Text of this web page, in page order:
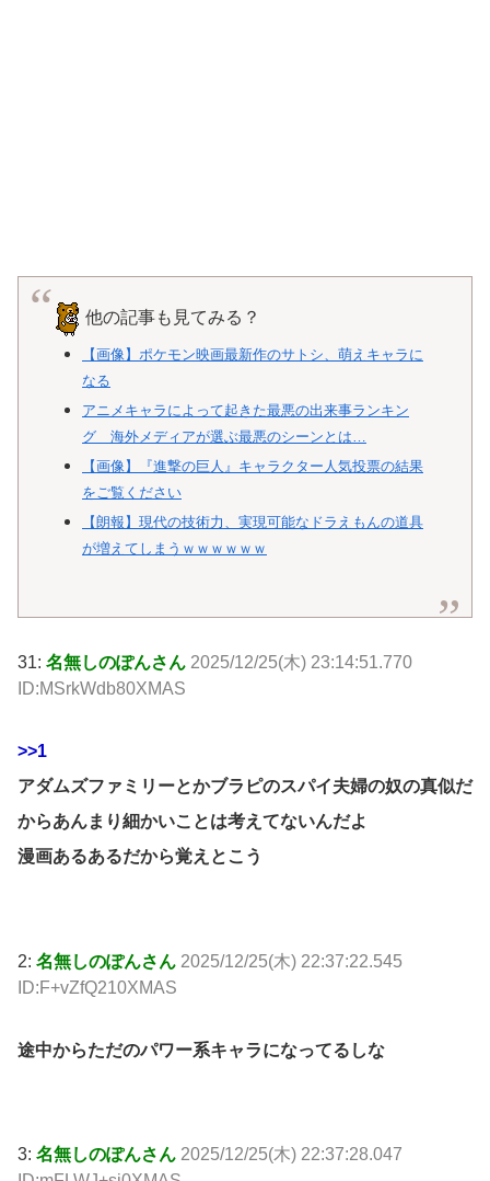
他の記事も見てみる？
【画像】ポケモン映画最新作のサトシ、萌えキャラに
なる
アニメキャラによって起きた最悪の出来事ランキン
グ 海外メディアが選ぶ最悪のシーンとは…
【画像】『進撃の巨人』キャラクター人気投票の結果
をご覧ください
【朗報】現代の技術力、実現可能なドラえもんの道具
が増えてしまうｗｗｗｗｗｗ
31: 名無しのぽんさん 2025/12/25(木) 23:14:51.770
ID:MSrkWdb80XMAS
>>1
アダムズファミリーとかブラピのスパイ夫婦の奴の真似だ
からあんまり細かいことは考えてないんだよ
漫画あるあるだから覚えとこう
2: 名無しのぽんさん 2025/12/25(木) 22:37:22.545
ID:F+vZfQ210XMAS
途中からただのパワー系キャラになってるしな
3: 名無しのぽんさん 2025/12/25(木) 22:37:28.047